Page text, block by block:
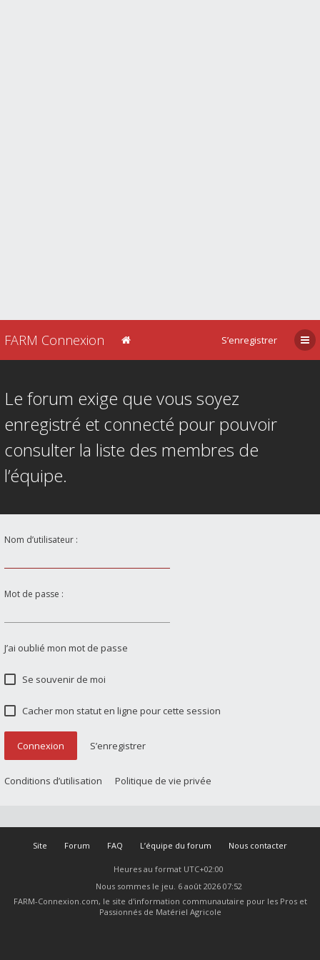
FARM Connexion S’enregistrer
Le forum exige que vous soyez
enregistré et connecté pour pouvoir
consulter la liste des membres de
l’équipe.
Nom d’utilisateur :
Mot de passe :
J’ai oublié mon mot de passe
Se souvenir de moi
Cacher mon statut en ligne pour cette session
Connexion S’enregistrer
Conditions d’utilisation Politique de vie privée
Site Forum FAQ L’équipe du forum Nous contacter
Heures au format UTC+02:00
Nous sommes le jeu. 6 août 2026 07:52
FARM-Connexion.com, le site d'information communautaire pour les Pros et
Passionnés de Matériel Agricole